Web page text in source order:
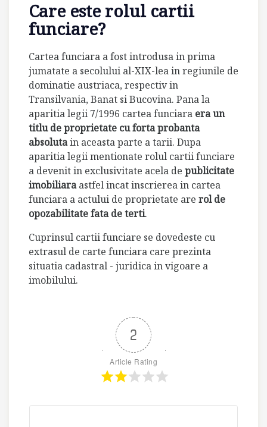
Care este rolul cartii
funciare?
Cartea funciara a fost introdusa in prima
jumatate a secolului al-XIX-lea in regiunile de
dominatie austriaca, respectiv in
Transilvania, Banat si Bucovina. Pana la
aparitia legii 7/1996 cartea funciara era un
titlu de proprietate cu forta probanta
absolutain aceasta parte a tarii. Dupa
aparitia legii mentionate rolul cartii funciare
a devenit in exclusivitate acela de publicitate
imobiliaraastfel incat inscrierea in cartea
funciara a actului de proprietate are rol de
opozabilitate fata de terti.
Cuprinsul cartii funciare se dovedeste cu
extrasul de carte funciara care prezinta
situatia cadastral - juridica in vigoare a
imobilului.
2
Article Rating